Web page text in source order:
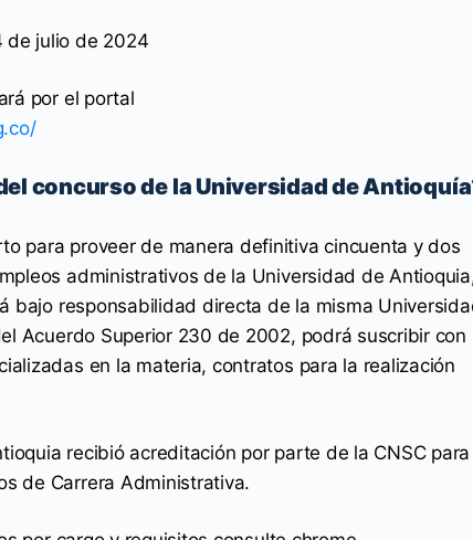
de julio de 2024
por el portal
concurso de la Universidad de
para proveer de manera definitiva cincuenta y dos
administrativos de la Universidad de
bajo responsabilidad directa de la misma
Acuerdo Superior 230 de 2002, podrá suscribir con
en la materia, contratos para la realización
recibió acreditación por parte de la CNSC para
de Carrera Administrativa.